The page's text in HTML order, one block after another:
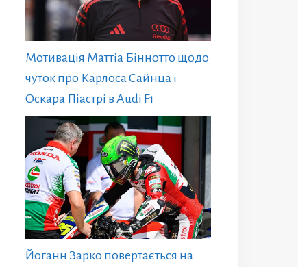
Мотивація Маттіа Біннотто щодо
чуток про Карлоса Сайнца і
Оскара Піастрі в Audi F1
Йоганн Зарко повертається на